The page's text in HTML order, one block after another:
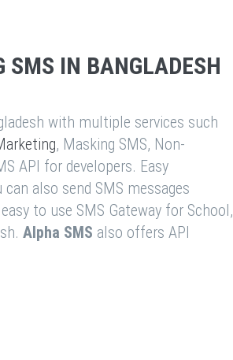
SMS IN BANGLADESH
with multiple services such
, Masking SMS, Non-
API for developers. Easy
also send SMS messages
to use SMS Gateway for School,
Alpha SMS also offers API